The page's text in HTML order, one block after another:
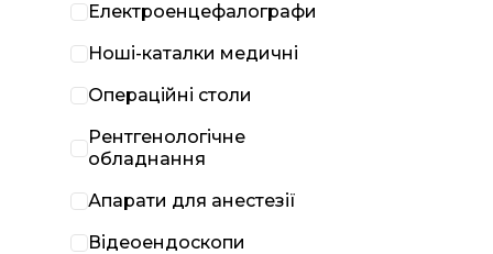
Електроенцефалографи
Ноші-каталки медичні
Операційні столи
Рентгенологічне
обладнання
Апарати для анестезії
Відеоендоскопи